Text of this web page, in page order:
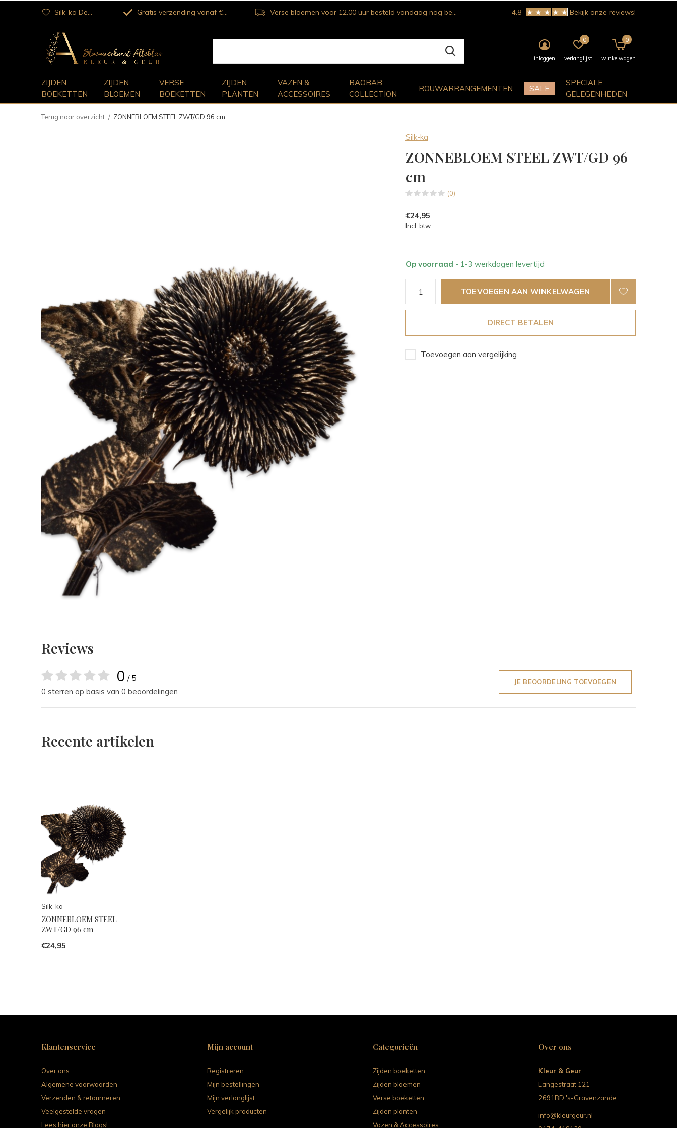
ZIJDEN
BOEKETTEN
ZIJDEN
BLOEMEN
VERSE
BOEKETTEN
ZIJDEN
PLANTEN
VAZEN &
ACCESSOIRES
BAOBAB
COLLECTION
ROUWARRANGEMENTEN SALE
SPECIALE
GELEGENHEDEN
inloggen verlanglijst
0
winkelwagen
0
Silk-ka Dealer Gratis verzending vanaf €100 Verse bloemen voor 12.00 uur besteld vandaag nog bezorgd! 4.8 Bekijk onze reviews!
Terug naar overzicht ZONNEBLOEM STEEL ZWT/GD 96 cm
Silk-ka
ZONNEBLOEM STEEL ZWT/GD 96
cm
(0)
€24,95
Incl. btw
Op voorraad - 1-3 werkdagen levertijd
TOEVOEGEN AAN WINKELWAGEN
DIRECT BETALEN
Toevoegen aan vergelijking
Reviews
0 / 5
0 sterren op basis van 0 beoordelingen
JE BEOORDELING TOEVOEGEN
Recente artikelen
Silk-ka
ZONNEBLOEM STEEL
ZWT/GD 96 cm
€24,95
Klantenservice
Over ons
Algemene voorwaarden
Verzenden & retourneren
Veelgestelde vragen
Lees hier onze Blogs!
Mijn account
Registreren
Mijn bestellingen
Mijn verlanglijst
Vergelijk producten
Categorieën
Zijden boeketten
Zijden bloemen
Verse boeketten
Zijden planten
Vazen & Accessoires
Over ons
Kleur & Geur
Langestraat 121
2691BD 's-Gravenzande
info@kleurgeur.nl